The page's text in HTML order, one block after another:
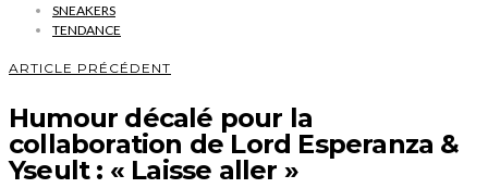
SNEAKERS
TENDANCE
ARTICLE PRÉCÉDENT
Humour décalé pour la
collaboration de Lord Esperanza &
Yseult : « Laisse aller »